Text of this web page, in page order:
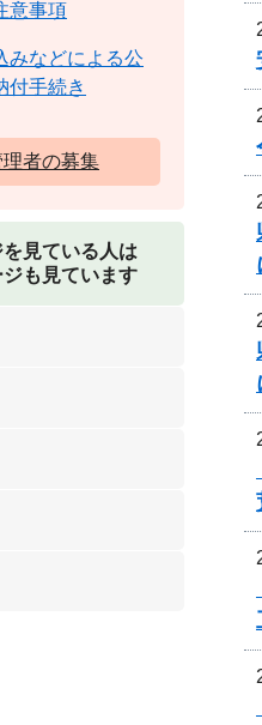
意事項
みなどによる公
付手続き
者の募集
見ている人は
も見ています